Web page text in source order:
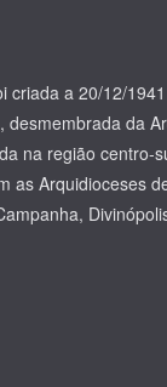
criada a 20/12/
desmembrada da
na região centro-
as Arquidioceses